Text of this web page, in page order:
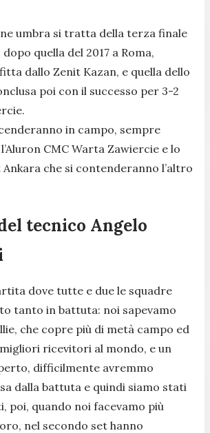
umbra si tratta della terza finale
quella del 2017 a Roma,
dallo Zenit Kazan, e quella dello
poi con il successo per 3-2
in campo, sempre
CMC Warta Zawiercie e lo
che si contenderanno l’altro
tecnico Angelo
dove tutte e due le squadre
tanto in battuta: noi sapevamo
che copre più di metà campo ed
ricevitori al mondo, e un
difficilmente avremmo
dalla battuta e quindi siamo stati
poi, quando noi facevamo più
nel secondo set hanno